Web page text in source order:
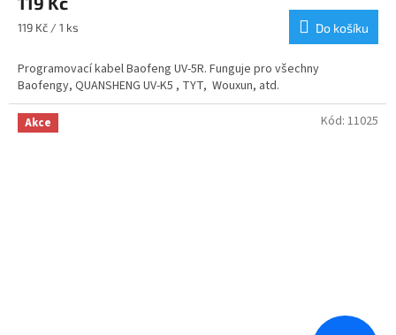
produktu
je
4,8
5
hvězdiček.
Měrná
119 Kč / 1 ks Do košíku
Programovací kabel Baofeng UV-5R. Funguje pro všechny
Baofengy, QUANSHENG UV-K5 , TYT, Wouxun, atd.
Akce Kód: 11025